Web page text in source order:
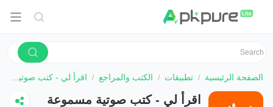
الصفحة الرئيسية تطبيقات الكتب والمراجع اقرأ لي - كتب صوتية مسموعة
اقرأ لي - كتب صوتية مسموعة